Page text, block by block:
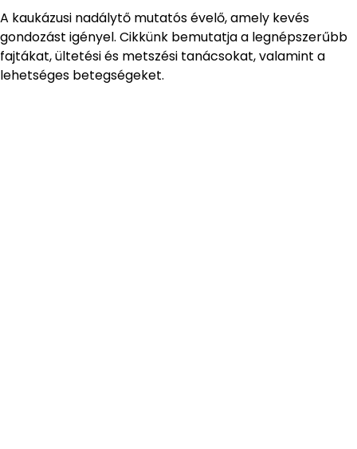
A kaukázusi nadálytő mutatós évelő, amely kevés
gondozást igényel. Cikkünk bemutatja a legnépszerűbb
fajtákat, ültetési és metszési tanácsokat, valamint a
lehetséges betegségeket.